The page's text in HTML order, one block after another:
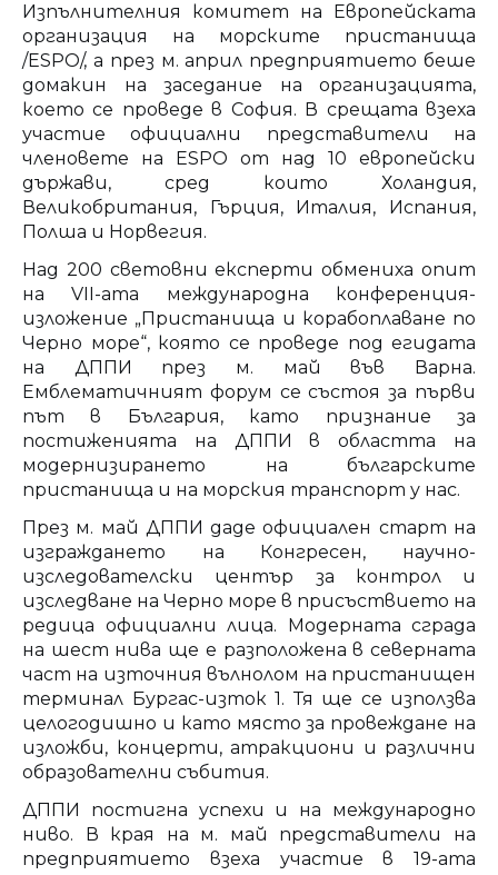
Изпълнителния комитет на Европейската
организация на морските пристанища
/ESPO/, а през м. април предприятието беше
домакин на заседание на организацията,
което се проведе в София. В срещата взеха
участие официални представители на
членовете на ESPO от над 10 европейски
държави, сред които Холандия,
Великобритания, Гърция, Италия, Испания,
Полша и Норвегия.
Над 200 световни експерти обмениха опит
на VII-ата международна конференция-
изложение „Пристанища и корабоплаване по
Черно море“, която се проведе под егидата
на ДППИ през м. май във Варна.
Eмблематичният форум се състоя за първи
път в България, като признание за
постиженията на ДППИ в областта на
модернизирането на българските
пристанища и на морския транспорт у нас.
През м. май ДППИ даде официален старт на
изграждането на Конгресен, научно-
изследователски център за контрол и
изследване на Черно море в присъствието на
редица официални лица. Модерната сграда
на шест нива ще е разположена в северната
част на източния вълнолом на пристанищен
терминал Бургас-изток 1. Тя ще се използва
целогодишно и като място за провеждане на
изложби, концерти, атракциони и различни
образователни събития.
ДППИ постигна успехи и на международно
ниво. В края на м. май представители на
предприятието взеха участие в 19-ата